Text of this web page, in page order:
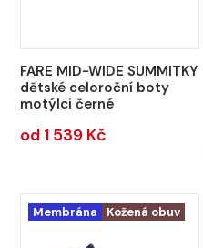
FARE MID-WIDE SUMMITKY
dětské celoroční boty
motýlci černé
od 1 539 Kč
Membrána Kožená obuv